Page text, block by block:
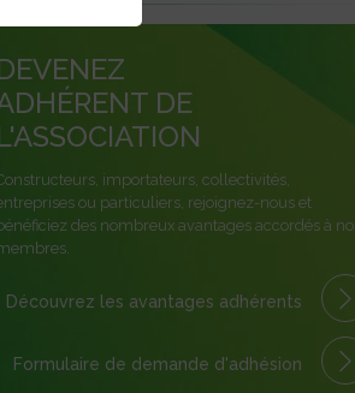
DE
importateurs, collectivités,
ou particuliers, rejoignez-nous et
des nombreux avantages accordés à
Découvrez les avantages adhérents
Formulaire de demande d'adhésion